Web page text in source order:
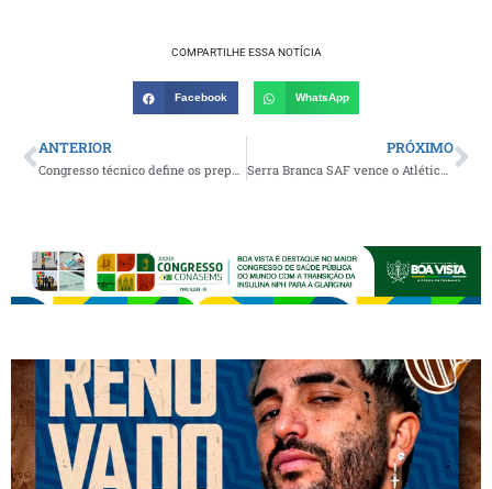
COMPARTILHE ESSA NOTÍCIA
Facebook WhatsApp
ANTERIOR PRÓXIMO
Serra Branca SAF vence o Atlético de Cajazeiras e assume a liderança do Campeonato Paraibano